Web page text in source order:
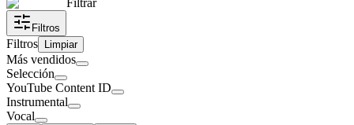
Filtrar
Filtros
Filtros Limpiar
Más vendidos
Selección
YouTube Content ID
Instrumental
Vocal